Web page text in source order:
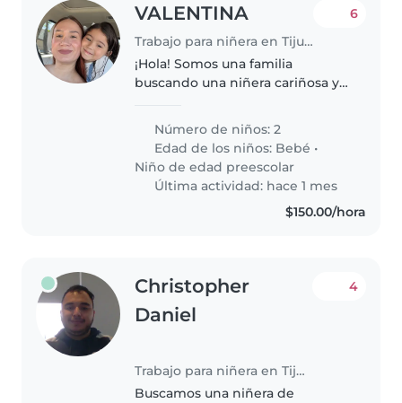
VALENTINA
Trabajo para niñera en Tijuana
6
¡Hola! Somos una familia
buscando una niñera cariñosa y
edad preescolar. Nuestros hijos
son curiosos, amigables y muy
creativos...
Número de niños: 2
Edad de los niños: Bebé •
Niño de edad preescolar
Última actividad: hace 1 mes
$150.00/hora
Christopher
Daniel
Trabajo para niñera en Tijuana
4
Buscamos una niñera de